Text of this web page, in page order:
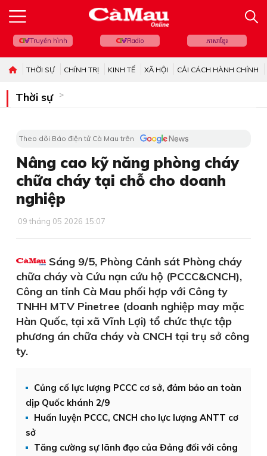
Truyền hình Radio ភាសាខ្មែរ
THỜI SỰ CHÍNH TRỊ KINH TẾ XÃ HỘI CẢI CÁCH HÀNH CHÍNH
Thời sự
Theo dõi Báo điện tử Cà Mau trên
Nâng cao kỹ năng phòng cháy
chữa cháy tại chỗ cho doanh
nghiệp
09 tháng 05 2026 15:07
Sáng 9/5, Phòng Cảnh sát Phòng cháy
chữa cháy và Cứu nạn cứu hộ (PCCC&CNCH),
Công an tỉnh Cà Mau phối hợp với Công ty
TNHH MTV Pinetree (doanh nghiệp may mặc
Hàn Quốc, tại xã Vĩnh Lợi) tổ chức thực tập
phương án chữa cháy và CNCH tại trụ sở công
ty.
Củng cố lực lượng PCCC cơ sở, đảm bảo an toàn
dịp Quốc khánh 2/9
Huấn luyện PCCC, CNCH cho lực lượng ANTT cơ
sở
Tăng cường sự lãnh đạo của Đảng đối với công